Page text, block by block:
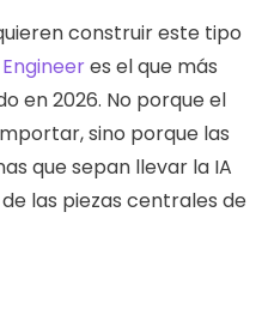
construir este tipo
es el que más
en 2026. No porque el
sino porque las
que sepan llevar la IA
las piezas centrales de